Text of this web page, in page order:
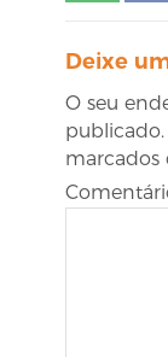
Deixe
O seu
publicado.
marcados